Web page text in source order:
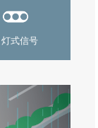
灯式信号